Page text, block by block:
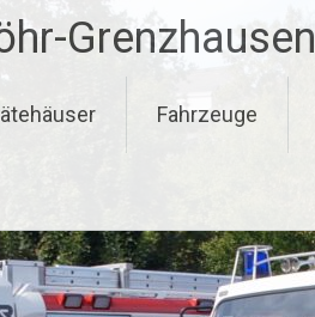
Grenzhausen
Fahrzeuge